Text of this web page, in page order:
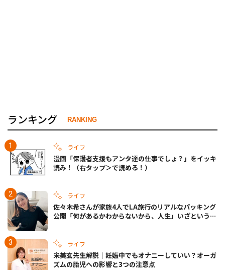
ランキング RANKING
ライフ
漫画「保護者支援もアンタ達の仕事でしょ？」をイッキ
読み！（右タップ＞で読める！）
ライフ
佐々木希さんが家族4人でLA旅行のリアルなパッキング
公開「何があるかわからないから、人生」いざというと
ライフ
宋美玄先生解説｜妊娠中でもオナニーしていい？オーガ
ズムの胎児への影響と3つの注意点